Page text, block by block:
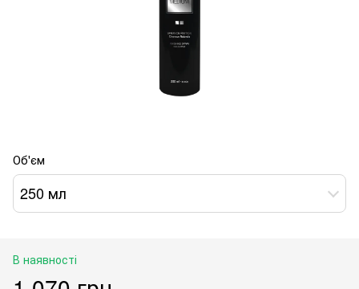
Об'єм
250 мл
В наявності